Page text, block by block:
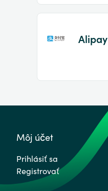
Alipay
Môj účet
Prihlásiť sa
Registrovať